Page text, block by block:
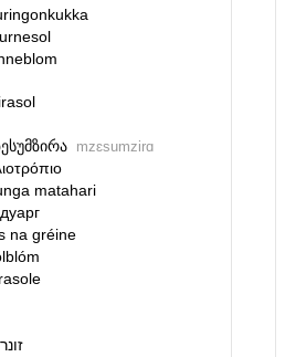
mzɛsumzirɑ
matahari
na gréine